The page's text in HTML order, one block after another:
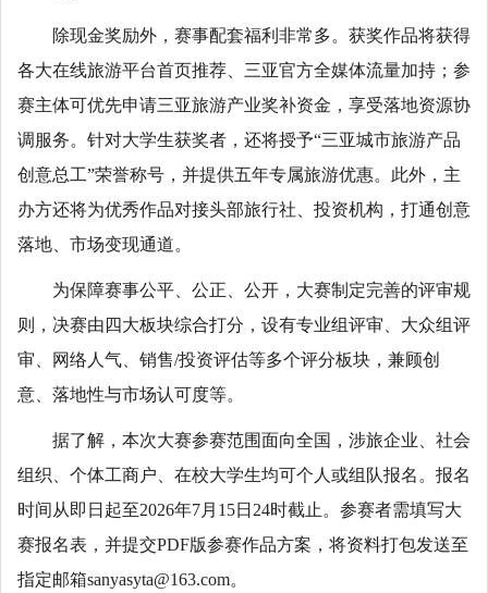
除现金奖励外，赛事配套福利非常多。获奖作品将获得
各大在线旅游平台首页推荐、三亚官方全媒体流量加持；参
赛主体可优先申请三亚旅游产业奖补资金，享受落地资源协
调服务。针对大学生获奖者，还将授予“三亚城市旅游产品
创意总工”荣誉称号，并提供五年专属旅游优惠。此外，主
办方还将为优秀作品对接头部旅行社、投资机构，打通创意
落地、市场变现通道。
为保障赛事公平、公正、公开，大赛制定完善的评审规
则，决赛由四大板块综合打分，设有专业组评审、大众组评
审、网络人气、销售/投资评估等多个评分板块，兼顾创
意、落地性与市场认可度等。
据了解，本次大赛参赛范围面向全国，涉旅企业、社会
组织、个体工商户、在校大学生均可个人或组队报名。报名
时间从即日起至2026年7月15日24时截止。参赛者需填写大
赛报名表，并提交PDF版参赛作品方案，将资料打包发送至
指定邮箱sanyasyta@163.com。